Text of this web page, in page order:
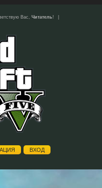
Вас, Читатель!
ВХОД